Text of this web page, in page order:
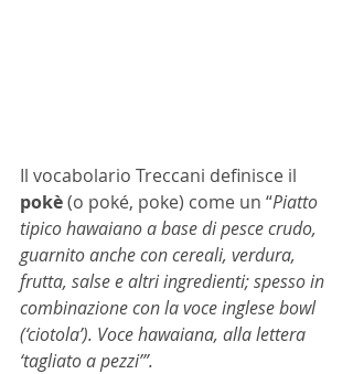
Il vocabolario Treccani definisce il
pokè (o poké, poke) come un “Piatto
tipico hawaiano a base di pesce crudo,
guarnito anche con cereali, verdura,
frutta, salse e altri ingredienti; spesso in
combinazione con la voce inglese bowl
(‘ciotola’). Voce hawaiana, alla lettera
‘tagliato a pezzi’”.